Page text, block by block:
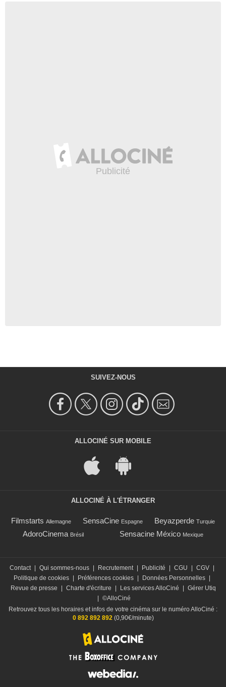
SUIVEZ-NOUS
ALLOCINÉ SUR MOBILE
ALLOCINÉ À L'ÉTRANGER
Filmstarts Allemagne SensaCine Espagne Beyazperde Turquie
AdoroCinema Brésil Sensacine México Mexique
Contact Qui sommes-nous Recrutement Publicité CGU CGV
Politique de cookies
Préférences cookies Données Personnelles
Revue de presse
Charte d'écriture Les services AlloCiné
Gérer Utiq
©AlloCiné
Retrouvez tous les horaires et infos de votre cinéma sur le numéro AlloCiné :
0 892 892 892(0,90€/minute)